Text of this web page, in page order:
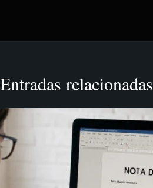
Entradas relacionadas